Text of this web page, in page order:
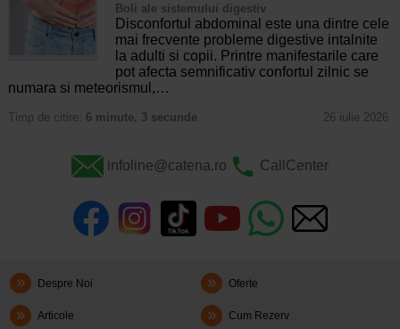
Boli ale sistemului digestiv
Disconfortul abdominal este una dintre cele
mai frecvente probleme digestive intalnite
la adulti si copii. Printre manifestarile care
pot afecta semnificativ confortul zilnic se
numara si meteorismul,…
Timp de citire: 6 minute, 3 secunde 26 iulie 2026
infoline@catena.ro CallCenter
Despre Noi Oferte
Articole Cum Rezerv